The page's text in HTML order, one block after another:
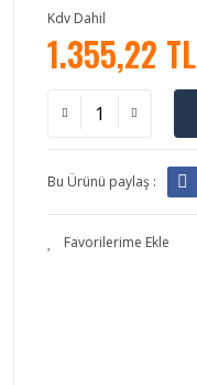
Kdv Dahil
1.355,22 TL
Bu Ürünü paylaş :